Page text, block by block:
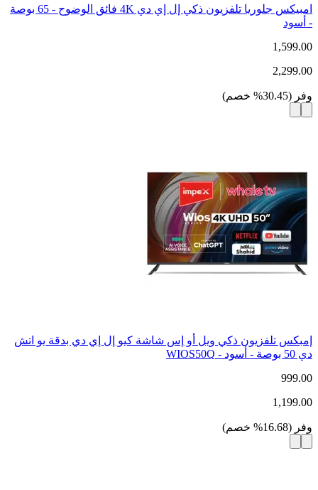
امبيكس جلوريا تلفزيون ذكي إل إي دي 4K فائق الوضوح - 65 بوصة
- أسود
1,599.00
2,299.00
وفر (
30.45
% خصم)
إمبكس تلفزيون ذكي ويل أو إس شاشة كيو إل إي دي بدقة يو اتش
دي 50 بوصة - أسود - WIOS50Q
999.00
1,199.00
وفر (
16.68
% خصم)